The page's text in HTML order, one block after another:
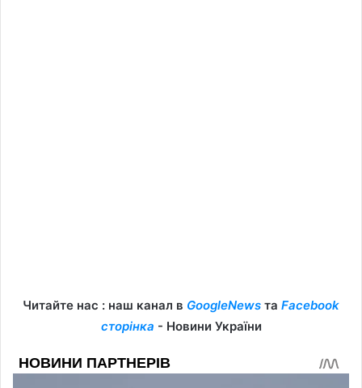
Читайте нас : наш канал в GoogleNews та Facebook
сторінка - Новини України